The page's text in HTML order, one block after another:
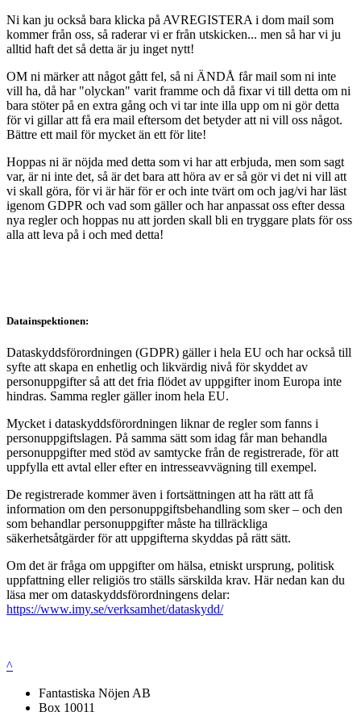
Ni kan ju också bara klicka på AVREGISTERA i dom mail som
kommer från oss, så raderar vi er från utskicken... men så har vi ju
alltid haft det så detta är ju inget nytt!
OM ni märker att något gått fel, så ni ÄNDÅ får mail som ni inte
vill ha, då har "olyckan" varit framme och då fixar vi till detta om ni
bara stöter på en extra gång och vi tar inte illa upp om ni gör detta
för vi gillar att få era mail eftersom det betyder att ni vill oss något.
Bättre ett mail för mycket än ett för lite!
Hoppas ni är nöjda med detta som vi har att erbjuda, men som sagt
var, är ni inte det, så är det bara att höra av er så gör vi det ni vill att
vi skall göra, för vi är här för er och inte tvärt om och jag/vi har läst
igenom GDPR och vad som gäller och har anpassat oss efter dessa
nya regler och hoppas nu att jorden skall bli en tryggare plats för oss
alla att leva på i och med detta!
Datainspektionen:
Dataskyddsförordningen (GDPR) gäller i hela EU och har också till
syfte att skapa en enhetlig och likvärdig nivå för skyddet av
personuppgifter så att det fria flödet av uppgifter inom Europa inte
hindras. Samma regler gäller inom hela EU.
Mycket i dataskyddsförordningen liknar de regler som fanns i
personuppgiftslagen. På samma sätt som idag får man behandla
personuppgifter med stöd av samtycke från de registrerade, för att
uppfylla ett avtal eller efter en intresseavvägning till exempel.
De registrerade kommer även i fortsättningen att ha rätt att få
information om den personuppgiftsbehandling som sker – och den
som behandlar personuppgifter måste ha tillräckliga
säkerhetsåtgärder för att uppgifterna skyddas på rätt sätt.
Om det är fråga om uppgifter om hälsa, etniskt ursprung, politisk
uppfattning eller religiös tro ställs särskilda krav. Här nedan kan du
läsa mer om dataskyddsförordningens delar:
https://www.imy.se/verksamhet/dataskydd/
^
Fantastiska Nöjen AB
Box 10011